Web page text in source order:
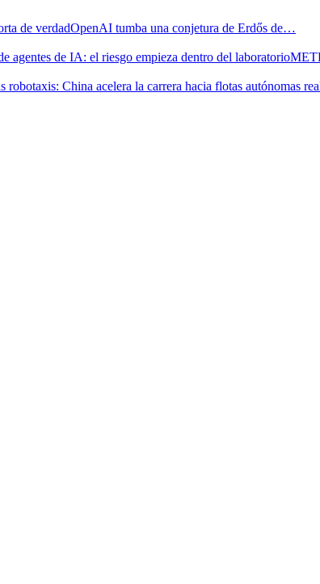
OpenAI tumba una conjetura de Erdős de…